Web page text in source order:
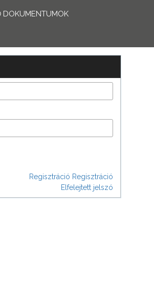
DOKUMENTUMOK
Regisztráció Regisztráció
Elfelejtett jelszó